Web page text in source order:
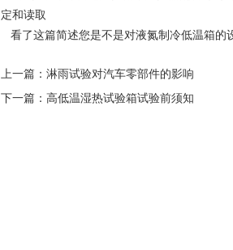
定和读取
看了这篇简述您是不是对液氮制冷低温箱的
上一篇： 淋雨试验对汽车零部件的影响
下一篇： 高低温湿热试验箱试验前须知